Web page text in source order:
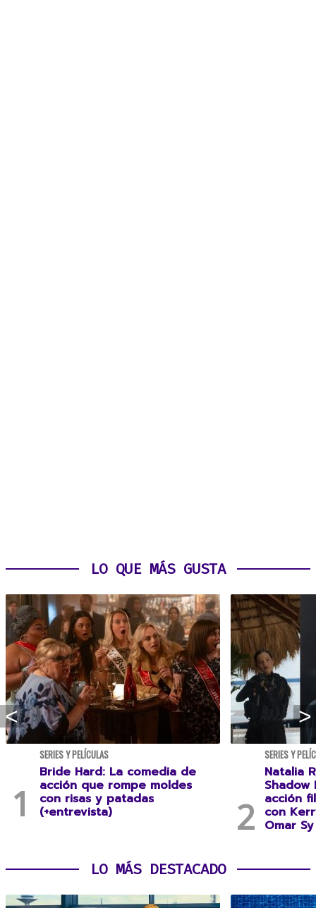
LO QUE MÁS GUSTA
SERIES Y PELÍCULAS
Bride Hard: La comedia de
acción que rompe moldes
con risas y patadas
(+entrevista)
SERIES Y
Natalia
acción
con
Omar
LO MÁS DESTACADO